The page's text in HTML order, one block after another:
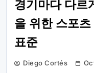
경기마다 다르
을 위한 스포
표준
Diego Cortés